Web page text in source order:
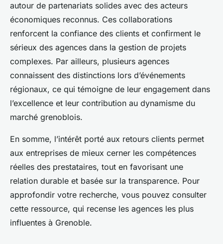
autour de partenariats solides avec des acteurs
économiques reconnus. Ces collaborations
renforcent la confiance des clients et confirment le
sérieux des agences dans la gestion de projets
complexes. Par ailleurs, plusieurs agences
connaissent des distinctions lors d’événements
régionaux, ce qui témoigne de leur engagement dans
l’excellence et leur contribution au dynamisme du
marché grenoblois.
En somme, l’intérêt porté aux retours clients permet
aux entreprises de mieux cerner les compétences
réelles des prestataires, tout en favorisant une
relation durable et basée sur la transparence. Pour
approfondir votre recherche, vous pouvez consulter
cette ressource, qui recense les agences les plus
influentes à Grenoble.